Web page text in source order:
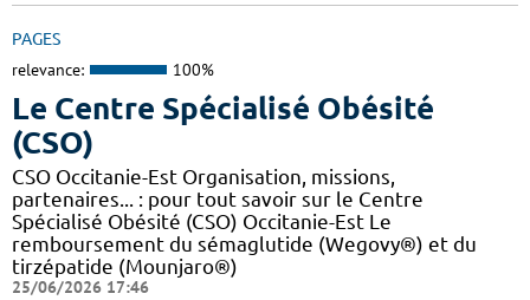
PAGES
relevance: 100%
Le Centre Spécialisé Obésité
(CSO)
CSO Occitanie-Est Organisation, missions,
partenaires... : pour tout savoir sur le Centre
Spécialisé Obésité (CSO) Occitanie-Est Le
remboursement du sémaglutide (Wegovy®) et du
tirzépatide (Mounjaro®)
25/06/2026 17:46